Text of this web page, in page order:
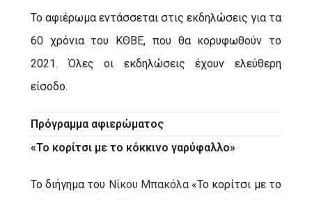
Το αφιέρωμα εντάσσεται στις εκδηλώσεις για τα
60 χρόνια του ΚΘΒΕ, που θα κορυφωθούν το
2021. Όλες οι εκδηλώσεις έχουν ελεύθερη
είσοδο.
Πρόγραμμα αφιερώματος
«Το κορίτσι με το κόκκινο γαρύφαλλο»
Το διήγημα του Νίκου Μπακόλα«Το κορίτσι με το